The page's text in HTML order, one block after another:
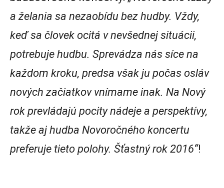
a želania sa nezaobídu bez hudby. Vždy,
keď sa človek ocitá v nevšednej situácii,
potrebuje hudbu. Sprevádza nás síce na
každom kroku, predsa však ju počas osláv
nových začiatkov vnímame inak. Na Nový
rok prevládajú pocity nádeje a perspektívy,
takže aj hudba Novoročného koncertu
preferuje tieto polohy. Šťastný rok 2016“!